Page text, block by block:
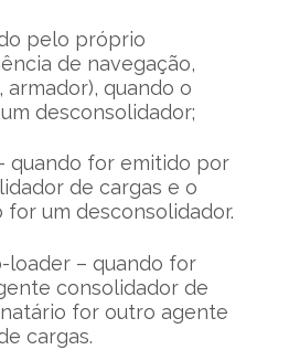
pelo próprio
de navegação,
quando o
desconsolidador;
quando for emitido por
de cargas e o
um desconsolidador.
loader – quando for
consolidador de
for outro agente
cargas.